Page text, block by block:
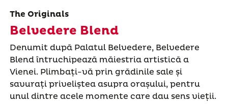
The Originals
Belvedere Blend
Denumit după Palatul Belvedere, Belvedere
Blend întruchipează măiestria artistică a
Vienei. Plimbați-vă prin grădinile sale și
savurați priveliștea asupra orașului, pentru
unul dintre acele momente care dau sens vieții.